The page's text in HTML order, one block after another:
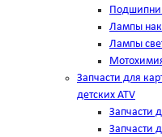
Лампы
Лампы
Запчасти для
детских ATV
Запчасти
Запчасти